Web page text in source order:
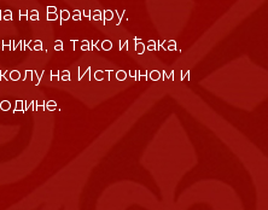
на Врачару.
а тако и ђака,
на Источном и